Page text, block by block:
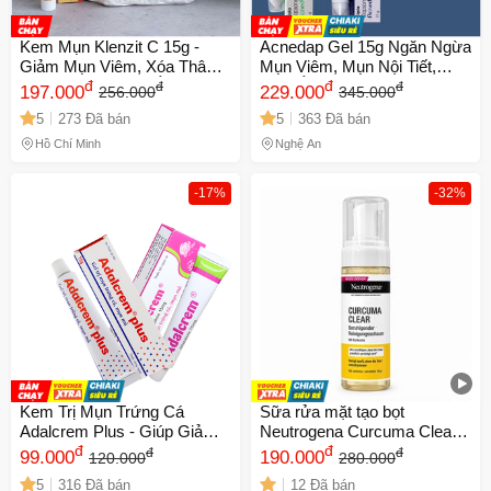
Kem Mụn Klenzit C 15g -
Giảm Mụn Viêm, Xóa Thâm
Hiệu Quả, Dưỡng Ẩm Làn
Da Ngày Càng Rạng Rỡ,
Chăm Sóc Da Mặt Từ Ấn Độ
197.000đ 256.000đ
5 273 Đã bán
Hồ Chí Minh
Acnedap Gel 15g Ngăn Ngừa
Mụn Viêm, Mụn Nội Tiết,
Mụn Ẩn - Sản Phẩm Chăm
Sóc Da Từ Cipla, Xuất Xứ Ấn
Độ
229.000đ 345.000đ
5 363 Đã bán
Nghệ An
-17%
Kem Trị Mụn Trứng Cá
Adalcrem Plus - Giúp Giảm
Mụn Đầu Đen, Nốt Sần và
Mụn Mủ - Dành Cho Da Mặt,
99.000đ 120.000đ
5 316 Đã bán
-32%
Sữa rửa mặt tạo bọt
Neutrogena Curcuma Clear
150ml dịu nhẹ làm sạch da
dầu mụn da nhạy cảm
190.000đ 280.000đ
12 Đã bán